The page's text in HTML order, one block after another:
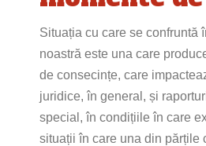
Situația cu care se confruntă
noastră este una care
de consecințe, care
juridice, în general, și
special, în condițiile în care
situații în care una din părțile